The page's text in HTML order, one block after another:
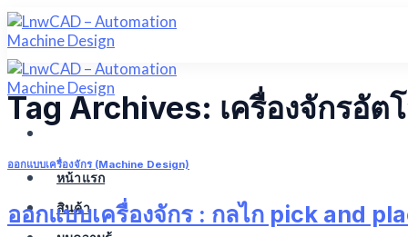
Skip
to
content
หน้าแรก
สินค้า
Tag Archives: เครื่องจักรอัต
ออกแบบเครื่องจักร (Machine Design)
ออกแบบเครื่องจักร : กลไก pick and